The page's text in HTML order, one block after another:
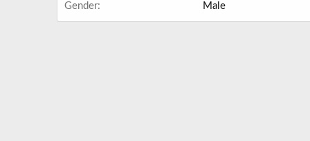
Gender
Male